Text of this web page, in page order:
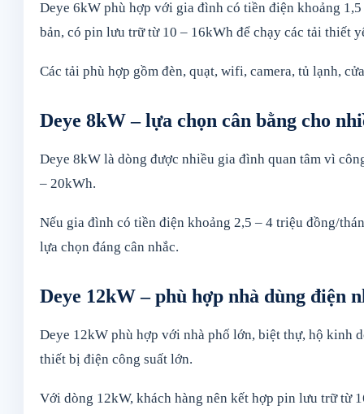
Deye 6kW phù hợp với gia đình có tiền điện khoảng
bản, có pin lưu trữ từ 10 – 16kWh để chạy các tải thiết
Các tải phù hợp gồm đèn, quạt, wifi, camera, tủ lạnh,
Deye 8kW – lựa chọn cân bằng cho
Deye 8kW là dòng được nhiều gia đình quan tâm vì
– 20kWh.
Nếu gia đình có tiền điện khoảng 2,5 – 4 triệu đồng/
lựa chọn đáng cân nhắc.
Deye 12kW – phù hợp nhà dùng điện
Deye 12kW phù hợp với nhà phố lớn, biệt thự, hộ kinh
thiết bị điện công suất lớn.
Với dòng 12kW, khách hàng nên kết hợp pin lưu trữ từ